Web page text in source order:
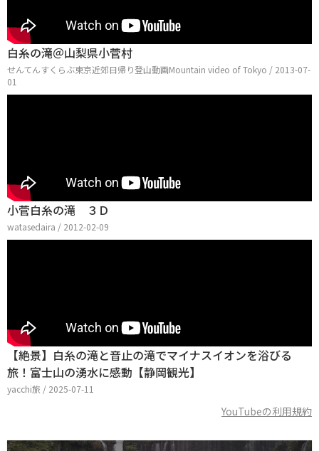
白糸の滝＠山梨県小菅村
せんてんすくらぶ東京近郊日帰り登山動画Mountain video of Tokyo / 2013-07-
01
小菅白糸の滝 ３Ｄ
watasedaira / 2012-02-09
【絶景】白糸の滝と音止の滝でマイナスイオンを浴びる
旅！富士山の湧水に感動【静岡観光】
yacchi旅 / 2025-07-11
YouTubeの利用規約